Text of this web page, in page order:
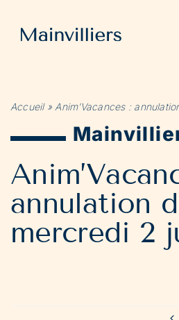
contenu
Accueil» Anim’Vacances :
annulation
mercredi 2